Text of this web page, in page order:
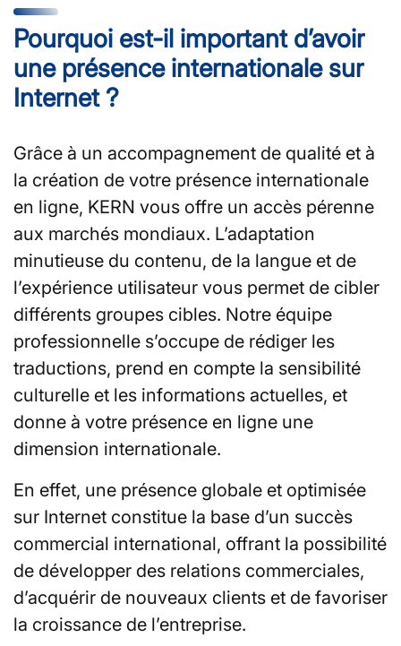
Pourquoi est-il important d’avoir
une présence internationale sur
Internet ?
Grâce à un accompagnement de qualité et à
la création de votre présence internationale
en ligne, KERN vous offre un accès pérenne
aux marchés mondiaux. L’adaptation
minutieuse du contenu, de la langue et de
l’expérience utilisateur vous permet de cibler
différents groupes cibles. Notre équipe
professionnelle s’occupe de rédiger les
traductions, prend en compte la sensibilité
culturelle et les informations actuelles, et
donne à votre présence en ligne une
dimension internationale.
En effet, une présence globale et optimisée
sur Internet constitue la base d’un succès
commercial international, offrant la possibilité
de développer des relations commerciales,
d’acquérir de nouveaux clients et de favoriser
la croissance de l’entreprise.